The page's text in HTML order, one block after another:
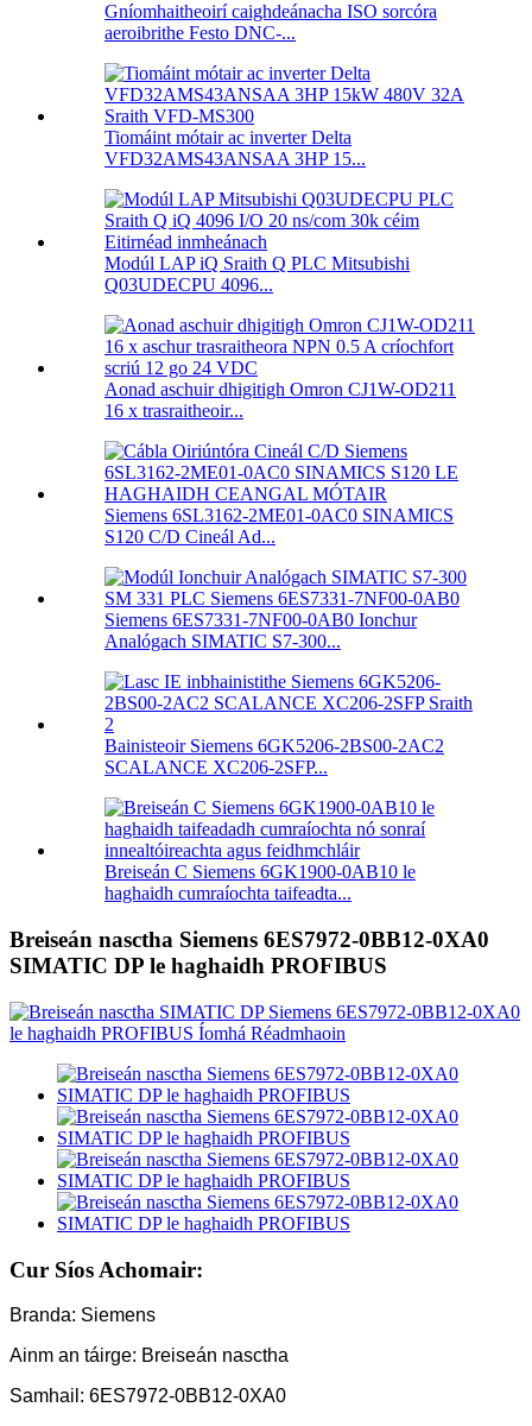
Gníomhaitheoirí caighdeánacha ISO sorcóra
aeroibrithe Festo DNC-...
Tiomáint mótair ac inverter Delta
VFD32AMS43ANSAA 3HP 15...
Modúl LAP iQ Sraith Q PLC Mitsubishi
Q03UDECPU 4096...
Aonad aschuir dhigitigh Omron CJ1W-OD211
16 x trasraitheoir...
Siemens 6SL3162-2ME01-0AC0 SINAMICS
S120 C/D Cineál Ad...
Siemens 6ES7331-7NF00-0AB0 Ionchur
Analógach SIMATIC S7-300...
Bainisteoir Siemens 6GK5206-2BS00-2AC2
SCALANCE XC206-2SFP...
Breiseán C Siemens 6GK1900-0AB10 le
haghaidh cumraíochta taifeadta...
Breiseán nasctha Siemens 6ES7972-0BB12-0XA0
SIMATIC DP le haghaidh PROFIBUS
Cur Síos Achomair:
Branda: Siemens
Ainm an táirge: Breiseán nasctha
Samhail: 6ES7972-0BB12-0XA0